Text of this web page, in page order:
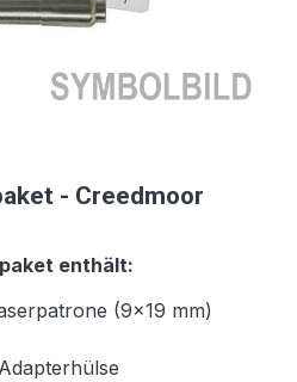
- Creedmoor
enthält:
(9x19 mm)